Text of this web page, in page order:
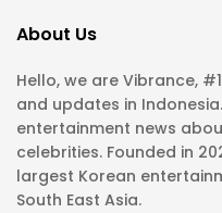
About Us
Hello, we are Vibrance,
and updates in
entertainment news
celebrities. Founded in
largest Korean
South East Asia.